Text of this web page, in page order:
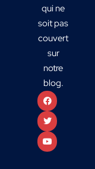
qui ne
soit pas
couvert
sur
notre
blog.